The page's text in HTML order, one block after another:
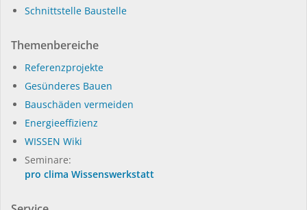
Schnittstelle Baustelle
Themenbereiche
Referenzprojekte
Gesünderes Bauen
Bauschäden vermeiden
Energieeffizienz
WISSEN Wiki
Seminare:
pro clima Wissenswerkstatt